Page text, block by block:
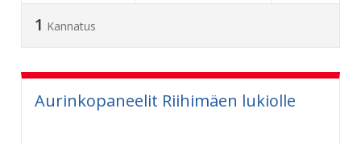
1 Kannatus
Aurinkopaneelit Riihimäen lukiolle